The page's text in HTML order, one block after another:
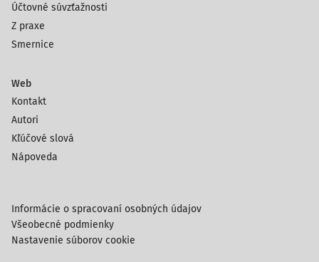
Účtovné súvzťažnosti
Z praxe
Smernice
Web
Kontakt
Autori
Kľúčové slová
Nápoveda
Informácie o spracovaní osobných údajov
Všeobecné podmienky
Nastavenie súborov cookie